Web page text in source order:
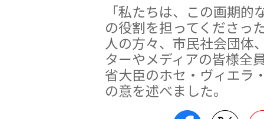
「私たちは、この画期
の役割を担ってくださっ
人の方々、市民社会団体
ターやメディアの皆様全
省大臣のホセ・ヴィエラ
の意を述べました。
Facebook